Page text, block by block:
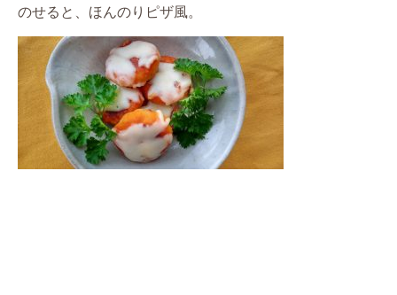
のせると、ほんのりピザ風。